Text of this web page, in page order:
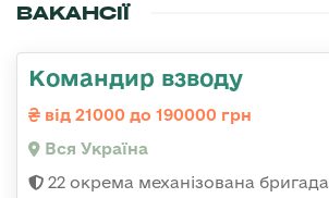
ВАКАНСІЇ
Командир взводу
від 21000 до 190000 грн
Вся Україна
22 окрема механізована бригада